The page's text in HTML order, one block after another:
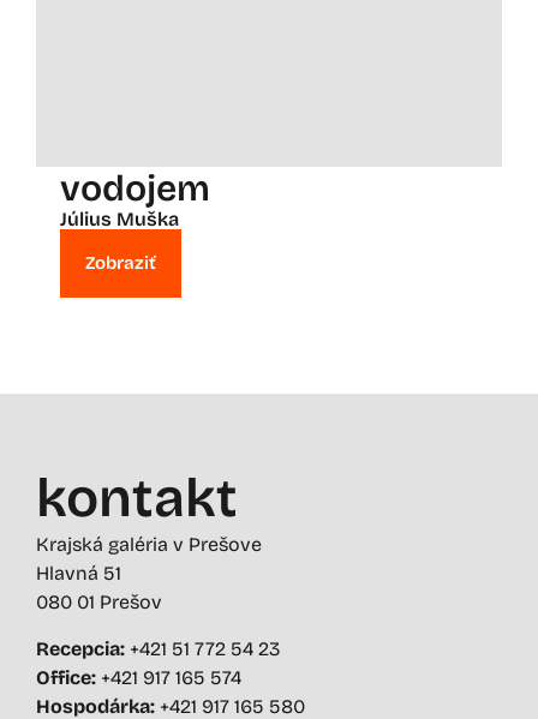
vodojem
Július Muška
Zobraziť
kontakt
Krajská galéria v Prešove
Hlavná 51
080 01 Prešov
Recepcia: +421 51 772 54 23
Office: +421 917 165 574
Hospodárka: +421 917 165 580